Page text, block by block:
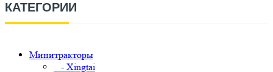
КАТЕГОРИИ
Минитракторы
- Xingtai